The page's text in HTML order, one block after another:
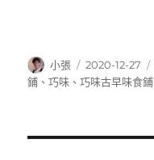
作
者
小張
發
佈
2020-12-27
鋪 、巧味 、巧味古早味食鋪